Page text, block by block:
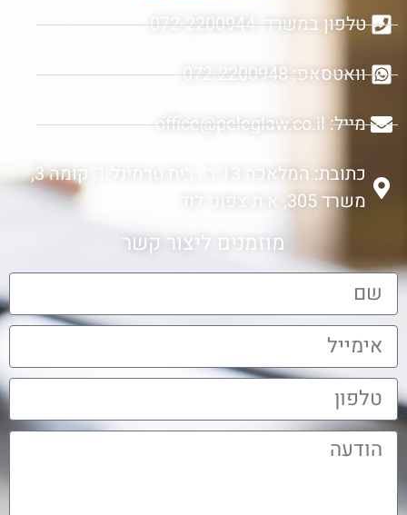
טלפון במשרד: 072-2200944
וואטסאפ: 072-2200948
מייל: office@peleglaw.co.il
כתובת: המלאכה 13 ב', בית טרמינל 1, קומה 3,
משרד 305, א.ת צפוני לוד
מוזמנים ליצור קשר